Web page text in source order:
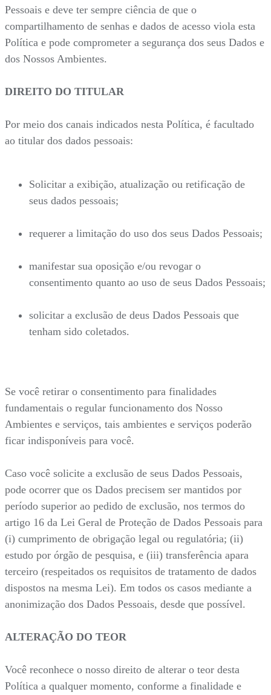
Pessoais e deve ter sempre ciência de que o
compartilhamento de senhas e dados de acesso viola esta
Política e pode comprometer a segurança dos seus Dados e
dos Nossos Ambientes.
DIREITO DO TITULAR
Por meio dos canais indicados nesta Política, é facultado
ao titular dos dados pessoais:
Solicitar a exibição, atualização ou retificação de
seus dados pessoais;
requerer a limitação do uso dos seus Dados Pessoais;
manifestar sua oposição e/ou revogar o
consentimento quanto ao uso de seus Dados Pessoais;
solicitar a exclusão de deus Dados Pessoais que
tenham sido coletados.
Se você retirar o consentimento para finalidades
fundamentais o regular funcionamento dos Nosso
Ambientes e serviços, tais ambientes e serviços poderão
ficar indisponíveis para você.
Caso você solicite a exclusão de seus Dados Pessoais,
pode ocorrer que os Dados precisem ser mantidos por
período superior ao pedido de exclusão, nos termos do
artigo 16 da Lei Geral de Proteção de Dados Pessoais para
(i) cumprimento de obrigação legal ou regulatória; (ii)
estudo por órgão de pesquisa, e (iii) transferência apara
terceiro (respeitados os requisitos de tratamento de dados
dispostos na mesma Lei). Em todos os casos mediante a
anonimização dos Dados Pessoais, desde que possível.
ALTERAÇÃO DO TEOR
Você reconhece o nosso direito de alterar o teor desta
Política a qualquer momento, conforme a finalidade e